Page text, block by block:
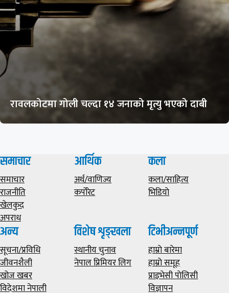
रावलकोटमा गोली चल्दा १४ जनाको मृत्यु भएको दाबी
समाचार
समाचार
राजनीति
खेलकुद
अपराध
आर्थिक
अर्थ/वाणिज्य
कर्पोरेट
कला
कला/साहित्य
भिडियाे
अन्य
सूचना/प्रविधि
जीवनशैली
खोज खबर
विदेशमा नेपाली
विशेष शृङ्खला
स्थानीय चुनाव
नेपाल प्रिमियर लिग
टिभीअन्नपूर्ण
हाम्राे बारेमा
हाम्राे समूह
प्राइभेसी पाेलिसी
विज्ञापन